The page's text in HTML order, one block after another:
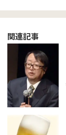
関連記事